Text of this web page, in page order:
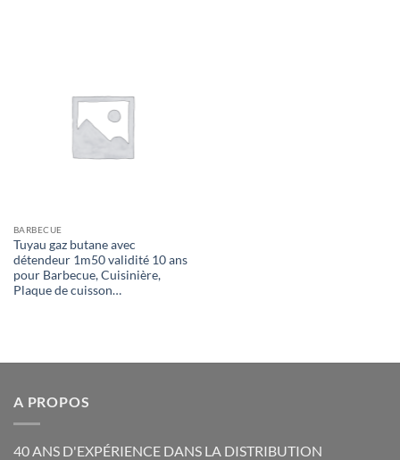
BARBECUE
Tuyau gaz butane avec
détendeur 1m50 validité 10 ans
pour Barbecue, Cuisinière,
Plaque de cuisson…
A PROPOS
40 ANS D'EXPÉRIENCE DANS LA DISTRIBUTION